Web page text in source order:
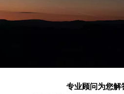
专业顾问为您解